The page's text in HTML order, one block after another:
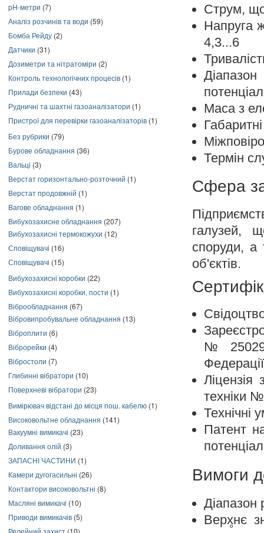
pH-метри (7)
Аналіз розчинів та води (59)
Бомба Рейду (2)
Датчики (31)
Дозиметри та нітратоміри (2)
Контроль технологічних процесів (1)
Прилади безпеки (43)
Рудничні та шахтні газоаналізатори (1)
Пристрої для перевірки газоаналізаторів (1)
Без рубрики (79)
Бурове обладнання (36)
Вальці (3)
Верстат горизонтально-розточний (1)
Верстат продовжній (1)
Вагове обладнання (1)
Вибухозахисне обладнання (207)
Вибухозахисні термокожухи (12)
Сповіщувачі (16)
Сповіщувачі (15)
Вибухозахисні коробки (22)
Вибухозахисні коробки, пости (1)
Віброобладнання (67)
Вібровипробувальне обладнання (13)
Віброплити (6)
Віброрейки (4)
Вібростоли (7)
Глибинні вібратори (10)
Поверхневі вібратори (23)
Вимірювач відстані до місця пош. кабелю (1)
Високовольтне обладнання (141)
Вакуумні вимикачі (23)
Доливання олій (3)
ЗАПАСНІ ЧАСТИНИ (1)
Камери дугогасильні (26)
Контактори високовольтні (8)
Масляні вимикачі (10)
Приводи вимикачів (5)
Релейний захист (10)
Струм,
Напруга
4,3...6
Маса з
Термін
Сфера
галузей,
споруди, а
об'єктів.
№ 25029-
Ліцензія
техніки
Технічні
Патент
Вимоги
Діапазон
Верхнє
°